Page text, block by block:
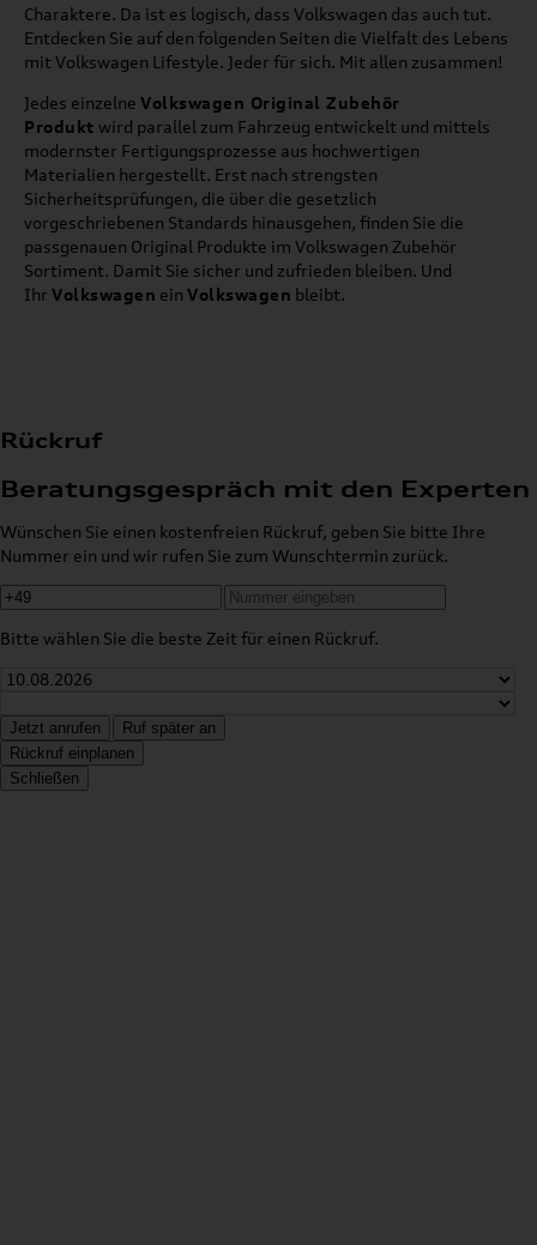
Charaktere. Da ist es logisch, dass Volkswagen das auch tut.
Entdecken Sie auf den folgenden Seiten die Vielfalt des Lebens
mit Volkswagen Lifestyle. Jeder für sich. Mit allen zusammen!
Jedes einzelne Volkswagen Original Zubehör
Produkt wird parallel zum Fahrzeug entwickelt und mittels
modernster Fertigungsprozesse aus hochwertigen
Materialien hergestellt. Erst nach strengsten
Sicherheitsprüfungen, die über die gesetzlich
vorgeschriebenen Standards hinausgehen, finden Sie die
passgenauen Original Produkte im Volkswagen Zubehör
Sortiment. Damit Sie sicher und zufrieden bleiben. Und
Ihr Volkswagen ein Volkswagen bleibt.
Rückruf
Beratungsgespräch mit den Experten
Wünschen Sie einen kostenfreien Rückruf, geben Sie bitte Ihre
Nummer ein und wir rufen Sie zum Wunschtermin zurück.
Bitte wählen Sie die beste Zeit für einen Rückruf.
Jetzt anrufen
Ruf später an
Rückruf einplanen
Schließen